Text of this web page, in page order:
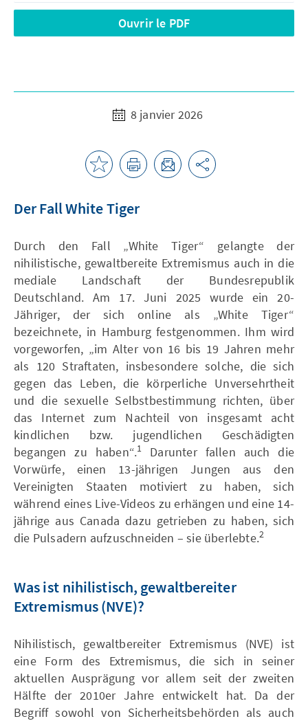
Ouvrir le PDF
8 janvier 2026
Der Fall White Tiger
Durch den Fall „White Tiger“ gelangte der
nihilistische, gewaltbereite Extremismus auch in die
mediale Landschaft der Bundesrepublik
Deutschland. Am 17. Juni 2025 wurde ein 20-
Jähriger, der sich online als „White Tiger“
bezeichnete, in Hamburg festgenommen. Ihm wird
vorgeworfen, „im Alter von 16 bis 19 Jahren mehr
als 120 Straftaten, insbesondere solche, die sich
gegen das Leben, die körperliche Unversehrtheit
und die sexuelle Selbstbestimmung richten, über
das Internet zum Nachteil von insgesamt acht
kindlichen bzw. jugendlichen Geschädigten
begangen zu haben“.1
Darunter fallen auch die
Vorwürfe, einen 13-jährigen Jungen aus den
Vereinigten Staaten motiviert zu haben, sich
während eines Live-Videos zu erhängen und eine 14-
jährige aus Canada dazu getrieben zu haben, sich
die Pulsadern aufzuschneiden – sie überlebte.2
Was ist nihilistisch, gewaltbereiter
Extremismus (NVE)?
Nihilistisch, gewaltbereiter Extremismus (NVE) ist
eine Form des Extremismus, die sich in seiner
aktuellen Ausprägung vor allem seit der zweiten
Hälfte der 2010er Jahre entwickelt hat. Da der
Begriff sowohl von Sicherheitsbehörden als auch